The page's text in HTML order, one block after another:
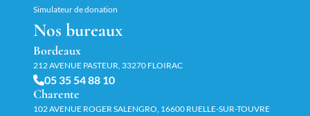
Simulateur de donation
Nos bureaux
Bordeaux
212 AVENUE PASTEUR, 33270 FLOIRAC
05 35 54 88 10
Charente
102 AVENUE ROGER SALENGRO, 16600 RUELLE-SUR-TOUVRE